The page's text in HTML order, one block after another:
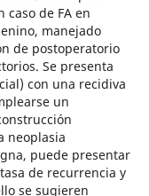
caso de FA en
manejado
de postoperatorio
Se presenta
con una recidiva
un
neoplasia
puede presentar
de recurrencia y
se sugieren